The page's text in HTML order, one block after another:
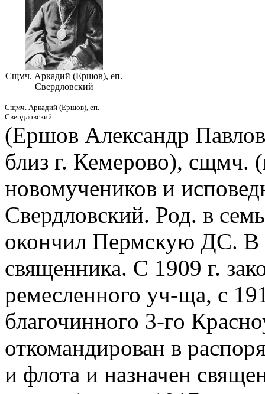
Сщмч. Аркадий (Ершов), еп.
Свердловский
Сщмч. Аркадий (Ершов), еп.
Свердловский
(Ершов Александр
близ г. Кемерово), сщмч.
новомучеников и
Свердловский. Род. в
окончил Пермскую ДС. В
священника. С 1909 г.
ремесленного уч-ща, с
благочинного 3-го
откомандирован в
и флота и назначен